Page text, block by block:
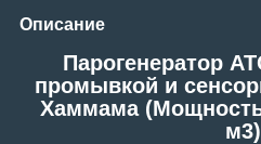
Описание
Парогенератор
промывкой и
Хаммама
м3)